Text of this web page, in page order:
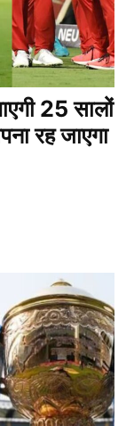
25 सालों
रह जाएगा